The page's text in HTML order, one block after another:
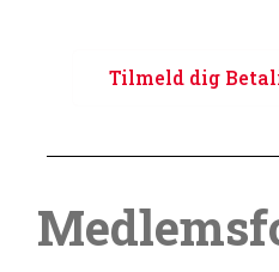
Tilmeld dig